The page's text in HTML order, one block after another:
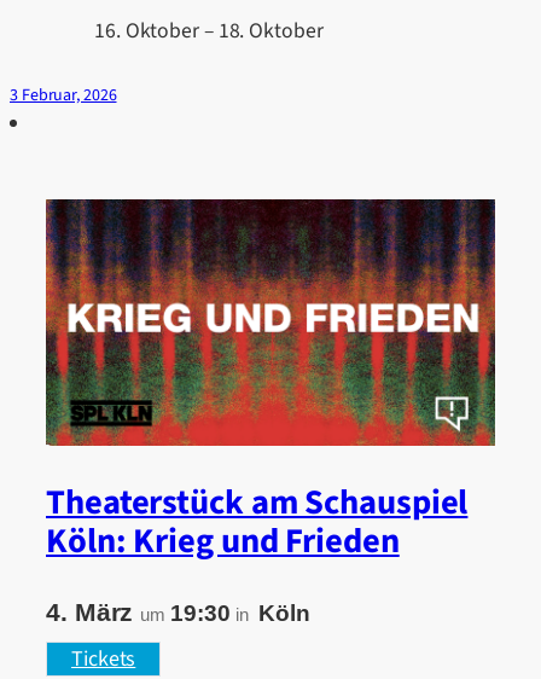
16. Oktober– 18. Oktober
3 Februar, 2026
Theaterstück am Schauspiel
Köln: Krieg und Frieden
4. März um 19:30 in Köln
Tickets